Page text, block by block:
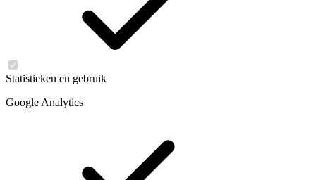
Statistieken en gebruik
Google Analytics